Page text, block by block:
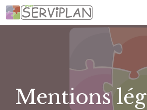
Aller
au
Mentions